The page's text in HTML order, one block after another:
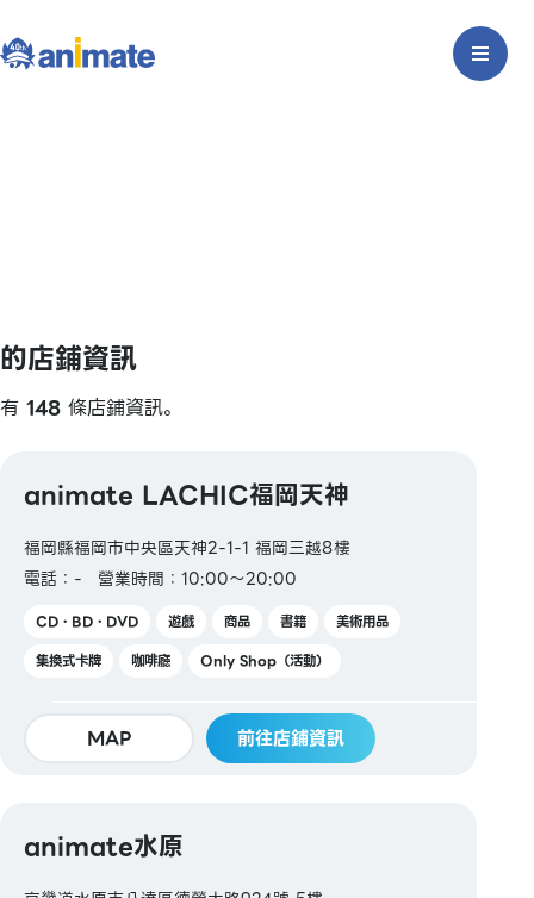
的店鋪資訊
有 148 條店鋪資訊。
animate LACHIC福岡天神
福岡縣福岡市中央區天神2-1-1 福岡三越8樓
電話：-
營業時間：10:00～20:00
CD・BD・DVD 遊戲 商品 書籍
美術用品
集換式卡牌
咖啡廳 Only Shop（活動）
MAP 前往店鋪資訊
animate水原